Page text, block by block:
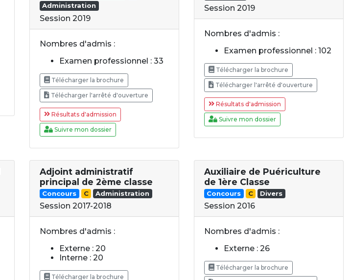
Administration
Session 2019
Nombres d'admis :
Examen professionnel : 33
Télécharger la brochure
Télécharger l'arrêté d'ouverture
Résultats d'admission
Suivre mon dossier
Session 2019
Nombres d'admis :
Examen professionnel : 102
Télécharger la brochure
Télécharger l'arrêté d'ouverture
Résultats d'admission
Suivre mon dossier
Adjoint administratif
principal de 2ème classe
Concours C Administration
Session 2017-2018
Nombres d'admis :
Externe : 20
Interne : 20
Télécharger la brochure
Auxiliaire de Puériculture
de 1ère Classe
Concours C Divers
Session 2016
Nombres d'admis :
Externe : 26
Télécharger la brochure